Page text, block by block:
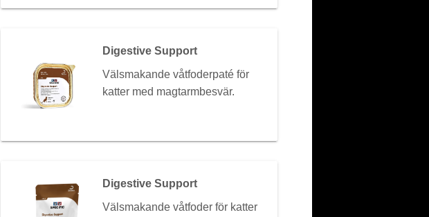
Digestive Support
Välsmakande våtfoderpaté för
katter med magtarmbesvär.
Digestive Support
Välsmakande våtfoder för katter